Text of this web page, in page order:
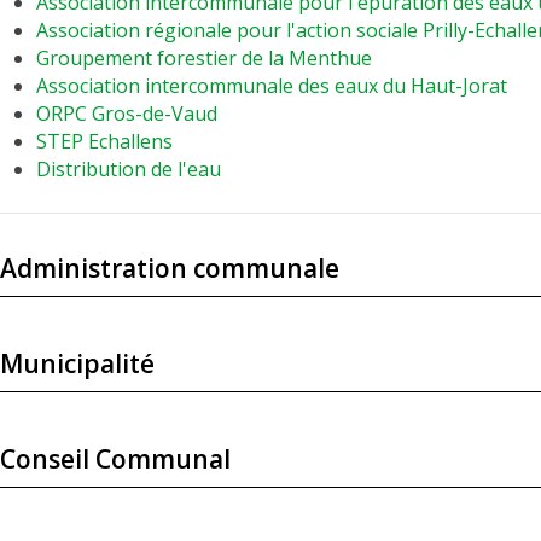
Association régionale pour l'action sociale Prilly-
Groupement forestier de la Menthue
Association intercommunale des eaux du Haut-Jorat
ORPC Gros-de-Vaud
STEP Echallens
Distribution de l'eau
Administration communale
Municipalité
Conseil Communal